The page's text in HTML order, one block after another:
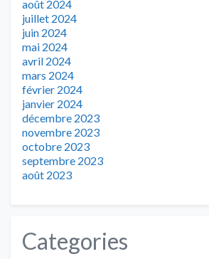
août 2024
juillet 2024
juin 2024
mai 2024
avril 2024
mars 2024
février 2024
janvier 2024
décembre 2023
novembre 2023
octobre 2023
septembre 2023
août 2023
Categories